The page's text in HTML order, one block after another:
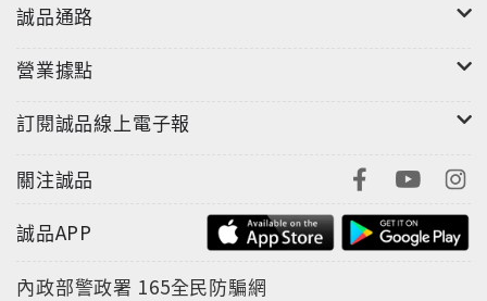
誠品通路
營業據點
訂閱誠品線上電子報
關注誠品
誠品APP
內政部警政署 165全民防騙網